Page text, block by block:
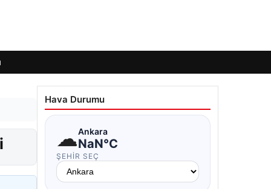
Hava Durumu
☁Ankara
NaN°C
ŞEHIR SEÇ